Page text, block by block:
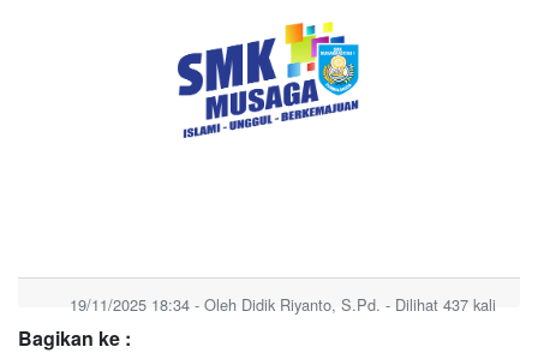
19/11/2025 18:34 - Oleh Didik Riyanto, S.Pd. - Dilihat 437 kali
Bagikan ke :